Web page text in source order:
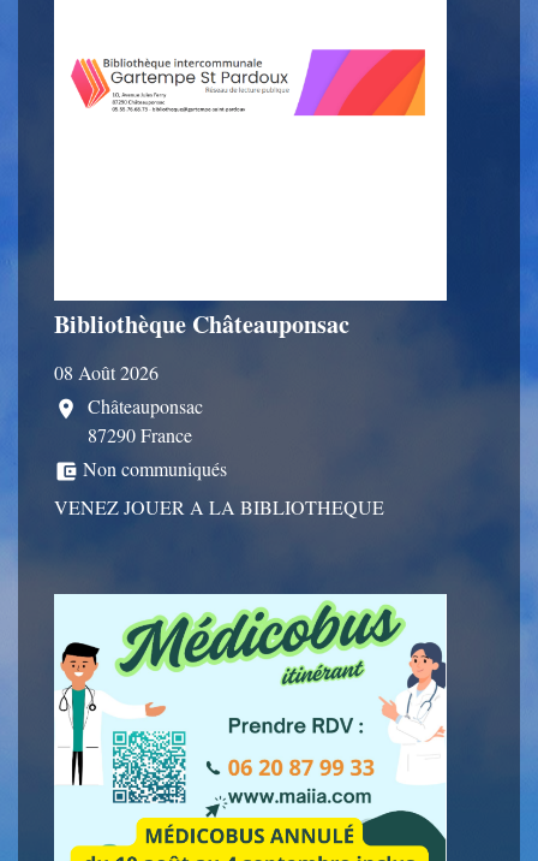
Bibliothèque Châteauponsac
08 Août 2026
location_on Châteauponsac
87290 France
account_balance_wallet Non communiqués
VENEZ JOUER A LA BIBLIOTHEQUE